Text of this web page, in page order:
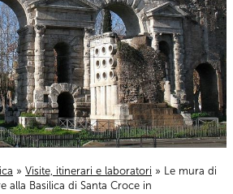
» Visite, itinerari e laboratori » Le mura di
alla Basilica di Santa Croce in